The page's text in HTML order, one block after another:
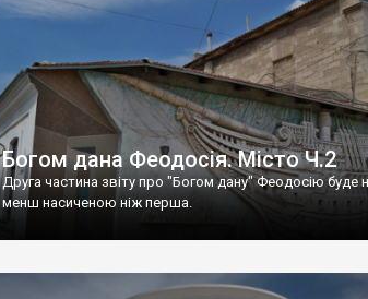
Богом дана Феодосія. Місто Ч.2
Друга частина звіту про "Богом дану" Феодосію буде
менш насиченою ніж перша.